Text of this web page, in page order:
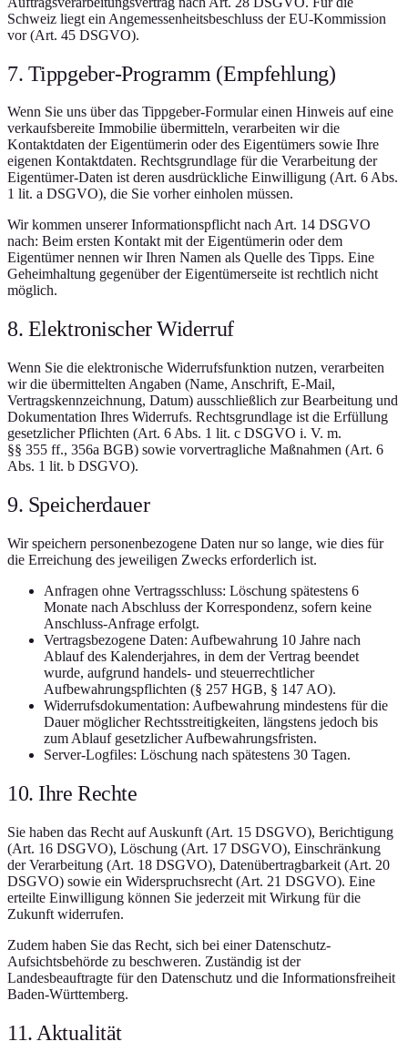
Schweiz liegt ein Angemessenheitsbeschluss der EU-Kommission
vor (Art. 45 DSGVO).
7. Tippgeber-Programm (Empfehlung)
Wenn Sie uns über das Tippgeber-Formular einen Hinweis auf eine
verkaufsbereite Immobilie übermitteln, verarbeiten wir die
Kontaktdaten der Eigentümerin oder des Eigentümers sowie Ihre
eigenen Kontaktdaten. Rechtsgrundlage für die Verarbeitung der
Eigentümer-Daten ist deren ausdrückliche Einwilligung (Art. 6 Abs.
1 lit. a DSGVO), die Sie vorher einholen müssen.
Wir kommen unserer Informationspflicht nach Art. 14 DSGVO
nach: Beim ersten Kontakt mit der Eigentümerin oder dem
Eigentümer nennen wir Ihren Namen als Quelle des Tipps. Eine
Geheimhaltung gegenüber der Eigentümerseite ist rechtlich nicht
möglich.
8. Elektronischer Widerruf
Wenn Sie die elektronische Widerrufsfunktion nutzen, verarbeiten
wir die übermittelten Angaben (Name, Anschrift, E-Mail,
Vertragskennzeichnung, Datum) ausschließlich zur Bearbeitung und
Dokumentation Ihres Widerrufs. Rechtsgrundlage ist die Erfüllung
gesetzlicher Pflichten (Art. 6 Abs. 1 lit. c DSGVO i. V. m.
§§ 355 ff., 356a BGB) sowie vorvertragliche Maßnahmen (Art. 6
Abs. 1 lit. b DSGVO).
9. Speicherdauer
Wir speichern personenbezogene Daten nur so lange, wie dies für
die Erreichung des jeweiligen Zwecks erforderlich ist.
Anfragen ohne Vertragsschluss: Löschung spätestens 6
Monate nach Abschluss der Korrespondenz, sofern keine
Anschluss-Anfrage erfolgt.
Vertragsbezogene Daten: Aufbewahrung 10 Jahre nach
Ablauf des Kalenderjahres, in dem der Vertrag beendet
wurde, aufgrund handels- und steuerrechtlicher
Aufbewahrungspflichten (§ 257 HGB, § 147 AO).
Widerrufsdokumentation: Aufbewahrung mindestens für die
Dauer möglicher Rechtsstreitigkeiten, längstens jedoch bis
zum Ablauf gesetzlicher Aufbewahrungsfristen.
Server-Logfiles: Löschung nach spätestens 30 Tagen.
10. Ihre Rechte
Sie haben das Recht auf Auskunft (Art. 15 DSGVO), Berichtigung
(Art. 16 DSGVO), Löschung (Art. 17 DSGVO), Einschränkung
der Verarbeitung (Art. 18 DSGVO), Datenübertragbarkeit (Art. 20
DSGVO) sowie ein Widerspruchsrecht (Art. 21 DSGVO). Eine
erteilte Einwilligung können Sie jederzeit mit Wirkung für die
Zukunft widerrufen.
Zudem haben Sie das Recht, sich bei einer Datenschutz-
Aufsichtsbehörde zu beschweren. Zuständig ist der
Landesbeauftragte für den Datenschutz und die Informationsfreiheit
Baden-Württemberg.
11. Aktualität